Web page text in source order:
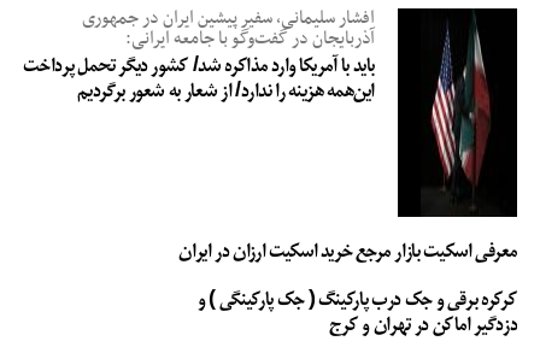
افشار سلیمانی، سفیر پیشین ایران در جمهوری
آذربایجان در گفت‌وگو با جامعه ایرانی:
باید با آمریکا وارد مذاکره شد/ کشور دیگر تحمل پرداخت
این‌همه هزینه را ندارد/ از شعار به شعور برگردیم
معرفی اسکیت بازار مرجع خرید اسکیت ارزان در ایران
کرکره برقی و جک درب پارکینگ ( جک پارکینگی ) و
دزدگیر اماکن در تهران و کرج